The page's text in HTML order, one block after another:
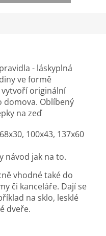
- láskyplná
ve formě
vytvoří originální
domova. Oblíbený
na zeď
68x30, 100x43, 137x60
návod jak na to.
vhodné také do
či kanceláře. Dají se
na sklo, lesklé
dveře.